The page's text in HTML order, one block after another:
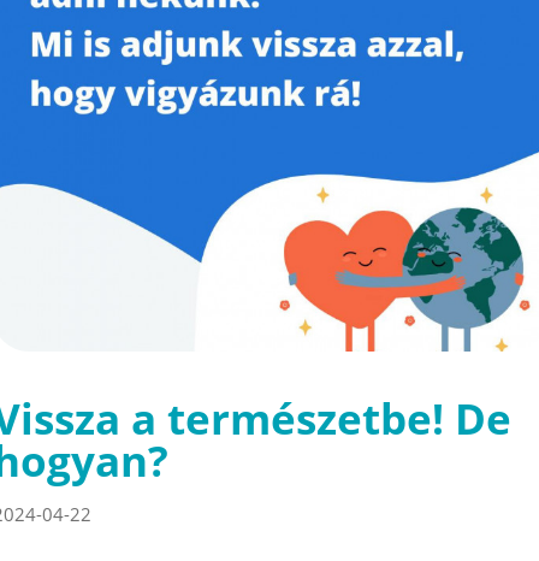
a természetbe! De
04-22